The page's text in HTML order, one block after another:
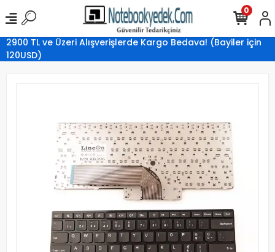
2900 TL ve Üzeri Alışverişlerde Kargo Bedava! (Bayiler için
120USD)
0